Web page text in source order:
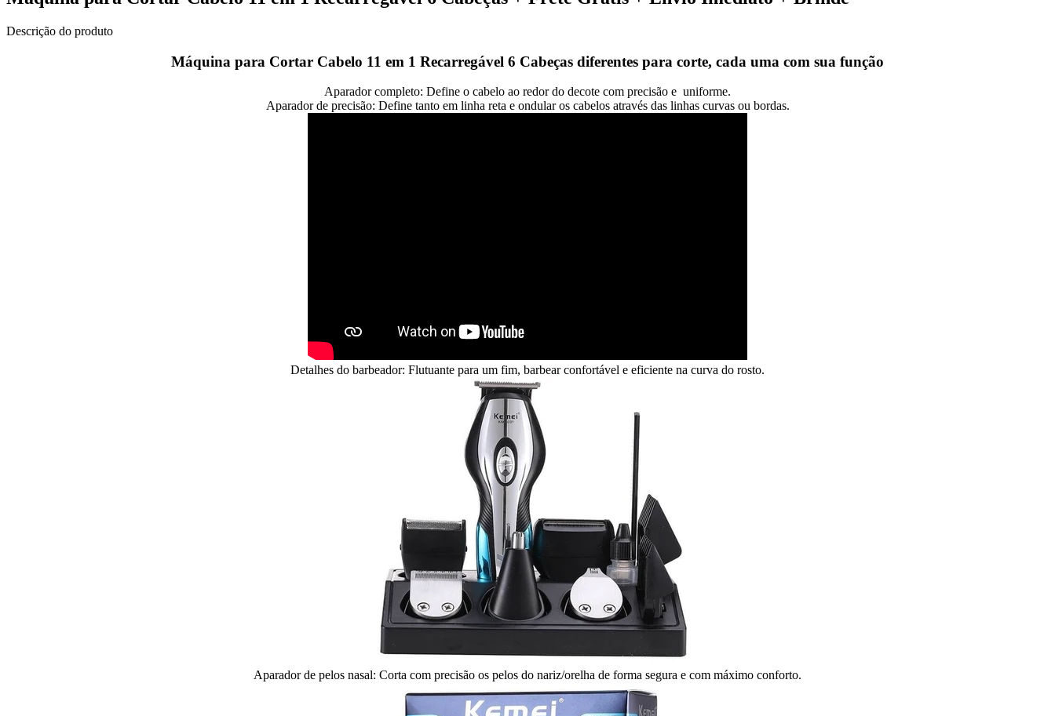
Descrição do produto
Máquina para Cortar Cabelo 11 em 1 Recarregável 6 Cabeças diferentes para corte, cada uma com sua função
Aparador completo: Define o cabelo ao redor do decote com precisão e uniforme.
Aparador de precisão: Define tanto em linha reta e ondular os cabelos através das linhas curvas ou bordas.
Detalhes do barbeador: Flutuante para um fim, barbear confortável e eficiente na curva do rosto.
Aparador de pelos nasal: Corta com precisão os pelos do nariz/orelha de forma segura e com máximo conforto.